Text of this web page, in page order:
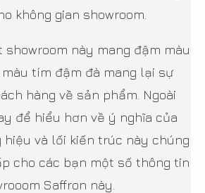
không gian showroom.
này mang đậm màu
tím đậm đà mang lại sự
hàng về sản phẩm. Ngoài
để hiểu hơn về ý nghĩa của
hiệu và lối kiến trúc này chúng
cho các bạn một số thông tin
Saffron này.